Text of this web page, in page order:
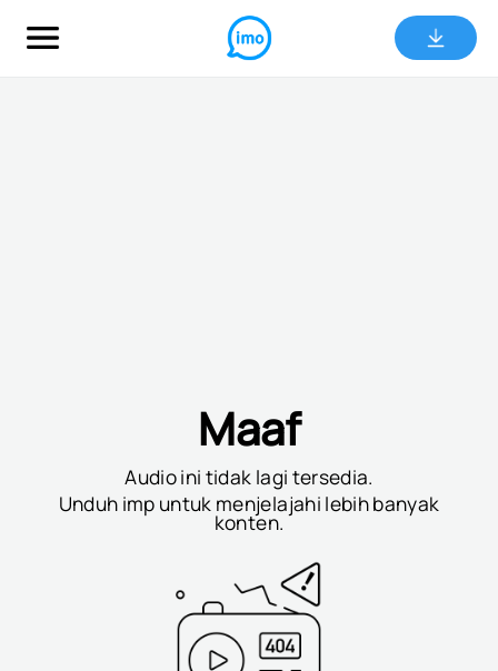
Maaf
Audio ini tidak lagi tersedia.
Unduh imp untuk menjelajahi lebih banyak
konten.